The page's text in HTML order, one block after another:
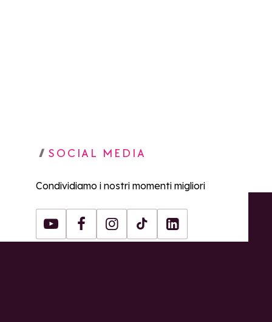
SOCIAL MEDIA
Condividiamo i nostri momenti migliori
Youtube FacebookInstagram
Tiktok
LinkedIn